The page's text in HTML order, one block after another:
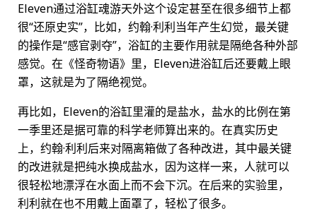
Eleven通过浴缸魂游天外这个设定甚至在很多细节上都
很“还原史实”，比如，约翰·利利当年产生幻觉，最关键
的操作是“感官剥夺”，浴缸的主要作用就是隔绝各种外部
感觉。在《怪奇物语》里，Eleven进浴缸后还要戴上眼
罩，这就是为了隔绝视觉。
再比如，Eleven的浴缸里灌的是盐水，盐水的比例在第
一季里还是据可靠的科学老师算出来的。在真实历史
上，约翰·利利后来对隔离箱做了各种改进，其中最关键
的改进就是把纯水换成盐水，因为这样一来，人就可以
很轻松地漂浮在水面上而不会下沉。在后来的实验里，
利利就在也不用戴上面罩了，轻松了很多。